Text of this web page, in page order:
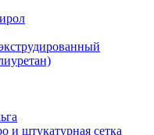
и штукатурная сетка